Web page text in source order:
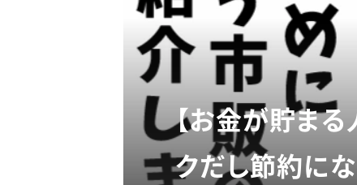
【お金が貯ま
クだし節約にな